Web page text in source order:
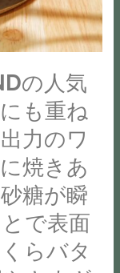
の人気
も重ね
力のワ
焼きあ
糖が瞬
で表面
らバタ